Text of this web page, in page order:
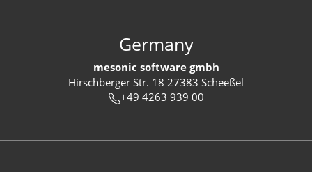
Germany
mesonic software gmbh
Hirschberger Str. 18 27383 Scheeßel
+49 4263 939 00